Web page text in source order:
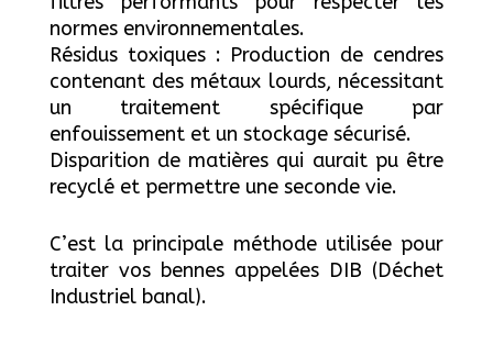
normes environnementales.
Résidus toxiques : Production de cendres
contenant des métaux lourds, nécessitant
un traitement spécifique par
enfouissement et un stockage sécurisé.
Disparition de matières qui aurait pu être
recyclé et permettre une seconde vie.
C’est la principale méthode utilisée pour
traiter vos bennes appelées DIB (Déchet
Industriel banal).